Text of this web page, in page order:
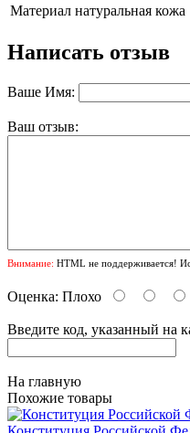
Материал натуральная кожа
Написать отзыв
Ваше Имя:
Ваш отзыв:
Внимание: HTML не поддерживается!
Оценка: Плохо
Введите код, указанный на
На главную
Похожие товары